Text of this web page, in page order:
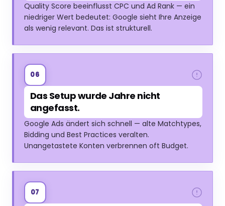
Quality Score beeinflusst CPC und Ad Rank — ein
niedriger Wert bedeutet: Google sieht Ihre Anzeige
als wenig relevant. Das ist strukturell.
06
Das Setup wurde Jahre nicht
angefasst.
Google Ads ändert sich schnell — alte Matchtypes,
Bidding und Best Practices veralten.
Unangetastete Konten verbrennen oft Budget.
07